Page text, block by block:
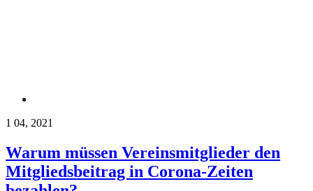
1 04, 2021
Warum müssen Vereinsmitglieder den
Mitgliedsbeitrag in Corona-Zeiten